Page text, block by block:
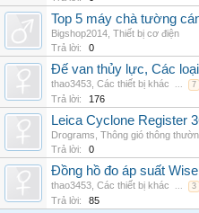
Top 5 máy chà tường
Bigshop2014 Thiết bị cơ điện
Trả lời:
0
Đế van thủy lực, Các
thao3453 Các thiết bị khác ... 7
Trả lời: 176
Leica Cyclone Register
Drograms Thông gió thông
Trả lời:
0
Đồng hồ đo áp suất
thao3453 Các thiết bị khác ... 3
Trả lời:
85